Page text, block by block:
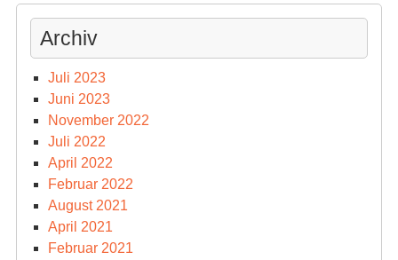
Archiv
Juli 2023
Juni 2023
November 2022
Juli 2022
April 2022
Februar 2022
August 2021
April 2021
Februar 2021